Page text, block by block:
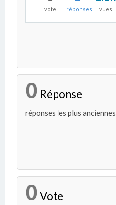
vote réponses vues
0 Réponse
réponses les plus anciennes
0 Vote